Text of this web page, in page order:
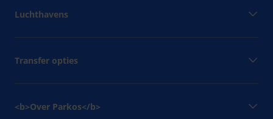
Luchthavens
Transfer opties
<b>Over Parkos</b>